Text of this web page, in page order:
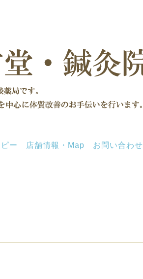
ー 店舗情報・Map
お問い合わせ